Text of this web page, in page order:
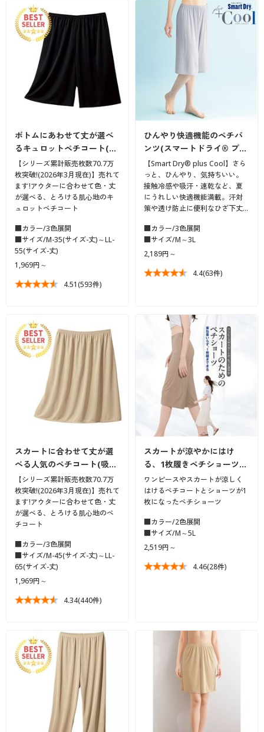
ボトムにあわせて丈が選べ
るキュロットペチコート(…
【シリーズ累計販売枚数70.7万
枚突破!(2026年3月現在)】売れて
ます!アウターに合わせて色・丈
が選べる、とろける肌心地のキ
ュロットペチコート
■カラー/3色展開
■サイズ/M-35(サイズ-丈)～LL-
55(サイズ-丈)
1,969円～
4.51(593件)
ひんやり快適機能のペチパ
ンツ(スマートドライ® プ…
【Smart Dry® plus Cool】さら
っと、ひんやり、気持ちいい。
接触冷感や吸汗・速乾など、夏
にうれしい快適機能満載。汗対
策や透け防止に便利なひざ下丈…
■カラー/3色展開
■サイズ/M～3L
2,189円～
4.4(63件)
スカートに合わせて丈が選
べる人気のペチコート(吸…
【シリーズ累計販売枚数70.7万
枚突破!(2026年3月現在)】売れて
ます!アウターに合わせて色・丈
が選べる、とろける肌心地のペ
チコート
■カラー/3色展開
■サイズ/M-45(サイズ-丈)～LL-
65(サイズ-丈)
1,969円～
4.34(440件)
スカートが涼やかにはけ
る、1枚履きペチショーツ…
ワンピースやスカートが涼しく
はけるペチコートとショーツが1
枚になったペチショーツ
■カラー/2色展開
■サイズ/M～5L
2,519円～
4.46(28件)